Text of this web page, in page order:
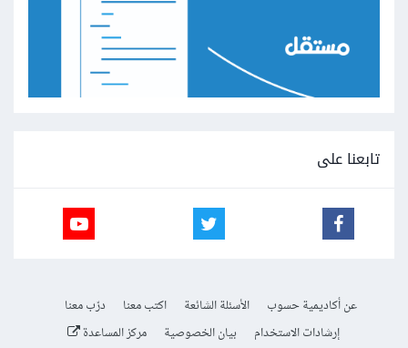
تابعنا على
عن أكاديمية حسوب الأسئلة الشائعة اكتب معنا
درّب معنا
إرشادات الاستخدام
بيان الخصوصية مركز المساعدة